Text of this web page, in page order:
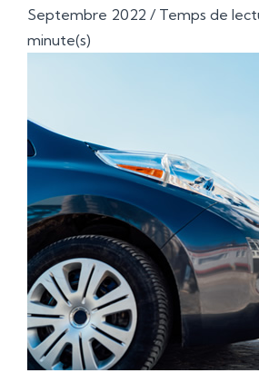
Septembre 2022 / Temps de
minute(s)